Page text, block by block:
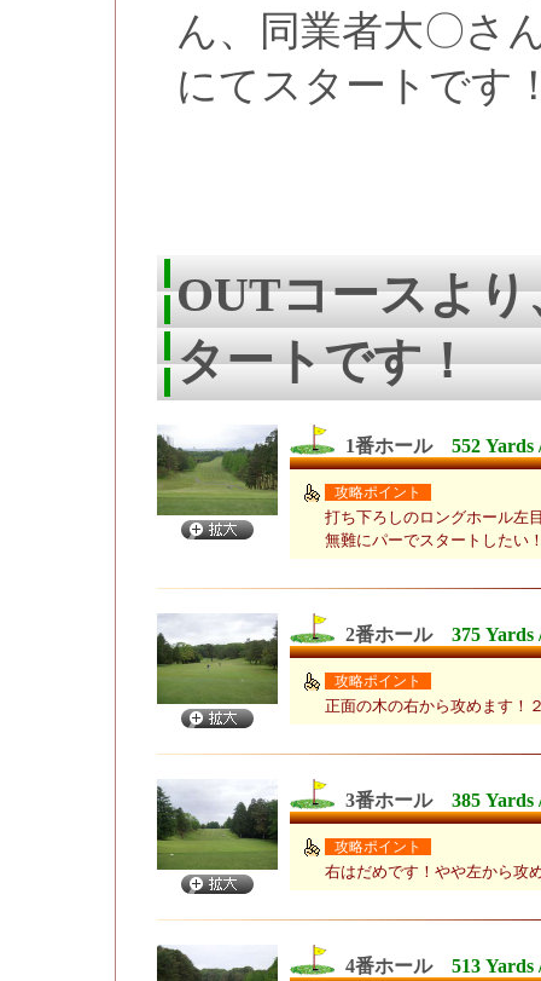
ん、同業者大〇さ
にてスタートです
OUTコースよ
タートです！
1番ホール 552 Yards
攻略ポイント
打ち下ろしのロングホール左
無難にパーでスタートしたい
2番ホール 375 Yards
攻略ポイント
正面の木の右から攻めます！
3番ホール 385 Yards
攻略ポイント
右はだめです！やや左から攻
4番ホール 513 Yards